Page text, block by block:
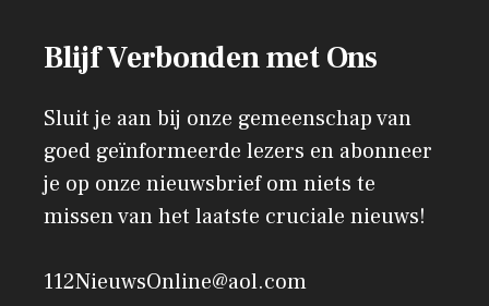
Blijf Verbonden met Ons
Sluit je aan bij onze gemeenschap van
goed geïnformeerde lezers en abonneer
je op onze nieuwsbrief om niets te
missen van het laatste cruciale nieuws!
112NieuwsOnline@aol.com